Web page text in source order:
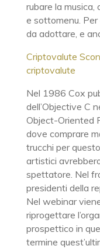
rubare la
e sottomenu.
da adottare, e
Criptovalute
criptovalute
Nel 1986 Cox
dell’Objective C
Object-Oriented
dove comprare
trucchi per
artistici
spettatore. Nel
presidenti della
Nel webinar
riprogettare
prospettico in
termine